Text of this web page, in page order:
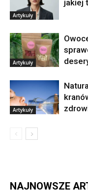
Artykuły
jakiej
Artykuły
Artykuły
NAJNOWSZE